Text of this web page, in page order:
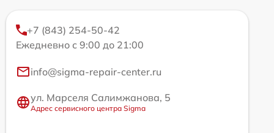
+7 (843) 254-50-42
Ежедневно с 9:00 до 21:00
info@sigma-repair-center.ru
ул. Марселя Салимжанова, 5
Адрес сервисного центра Sigma